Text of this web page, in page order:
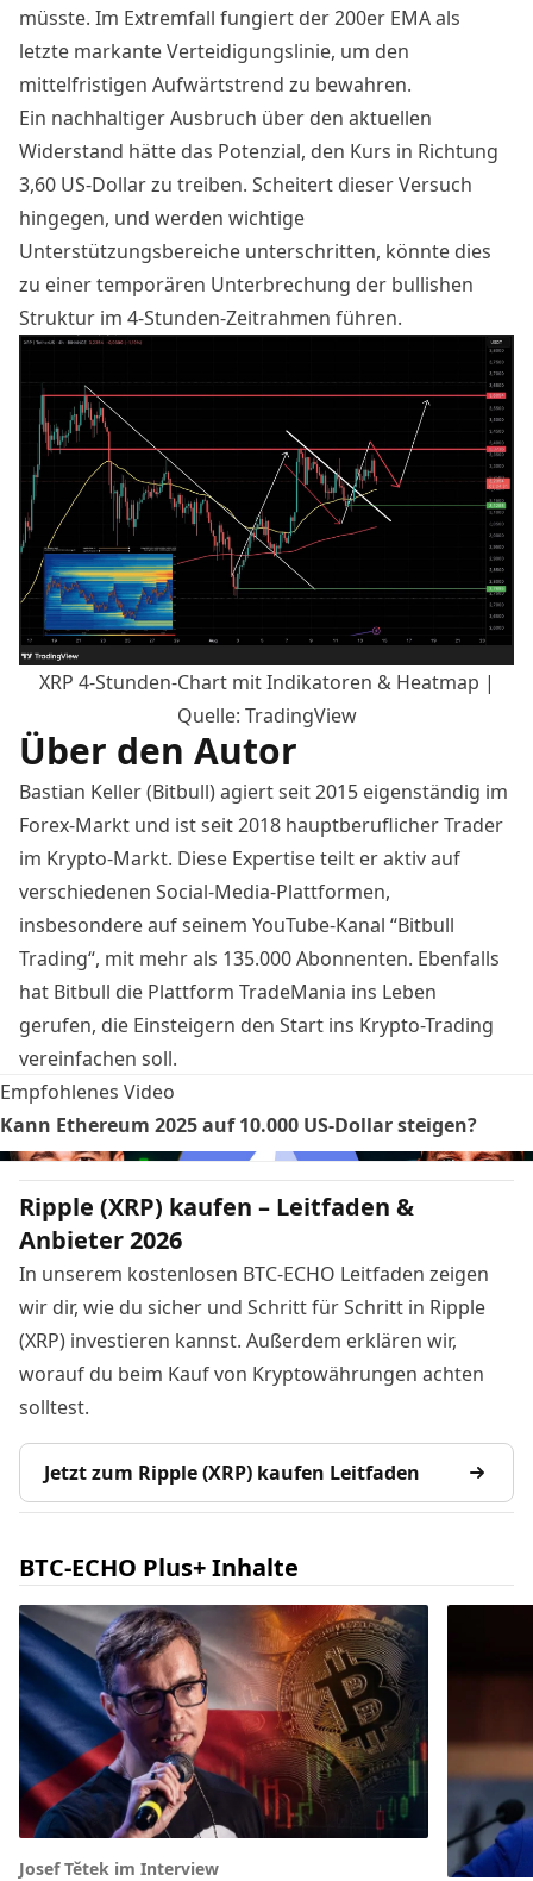
müsste. Im Extremfall fungiert der 200er EMA als
letzte markante Verteidigungslinie, um den
mittelfristigen Aufwärtstrend zu bewahren.
Ein nachhaltiger Ausbruch über den aktuellen
Widerstand hätte das Potenzial, den Kurs in Richtung
3,60 US-Dollar zu treiben. Scheitert dieser Versuch
hingegen, und werden wichtige
Unterstützungsbereiche unterschritten, könnte dies
zu einer temporären Unterbrechung der bullishen
Struktur im 4-Stunden-Zeitrahmen führen.
XRP 4-Stunden-Chart mit Indikatoren & Heatmap |
Quelle: TradingView
Über den Autor
Bastian Keller (Bitbull) agiert seit 2015 eigenständig im
Forex-Markt und ist seit 2018 hauptberuflicher Trader
im Krypto-Markt. Diese Expertise teilt er aktiv auf
verschiedenen Social-Media-Plattformen,
insbesondere auf seinem YouTube-Kanal “Bitbull
Trading“, mit mehr als 135.000 Abonnenten. Ebenfalls
hat Bitbull die Plattform TradeMania ins Leben
gerufen, die Einsteigern den Start ins Krypto-Trading
vereinfachen soll.
Empfohlenes Video
Kann Ethereum 2025 auf 10.000 US-Dollar steigen?
Ripple (XRP) kaufen – Leitfaden &
Anbieter 2026
In unserem kostenlosen BTC-ECHO Leitfaden zeigen
wir dir, wie du sicher und Schritt für Schritt in Ripple
(XRP) investieren kannst. Außerdem erklären wir,
worauf du beim Kauf von Kryptowährungen achten
solltest.
Jetzt zum Ripple (XRP) kaufen Leitfaden
BTC-ECHO Plus+ Inhalte
Josef Tětek im Interview